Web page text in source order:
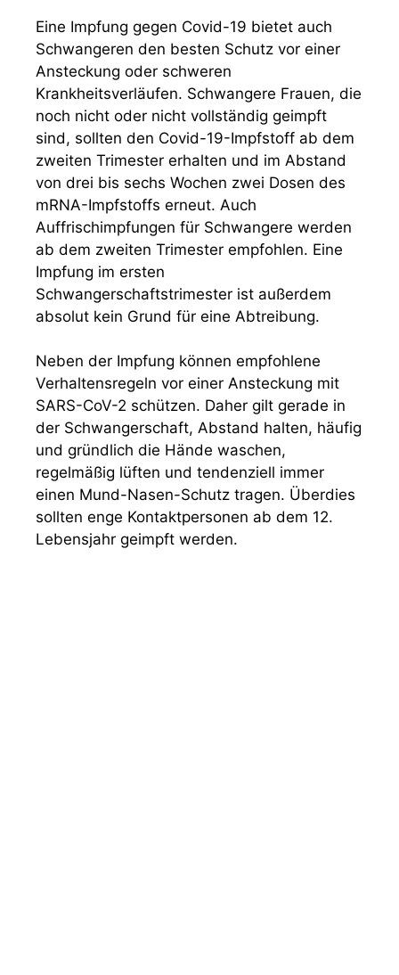
Eine Impfung gegen Covid-19 bietet auch
Schwangeren den besten Schutz vor einer
Ansteckung oder schweren
Krankheitsverläufen. Schwangere Frauen, die
noch nicht oder nicht vollständig geimpft
sind, sollten den Covid-19-Impfstoff ab dem
zweiten Trimester erhalten und im Abstand
von drei bis sechs Wochen zwei Dosen des
mRNA-Impfstoffs erneut. Auch
Auffrischimpfungen für Schwangere werden
ab dem zweiten Trimester empfohlen. Eine
Impfung im ersten
Schwangerschaftstrimester ist außerdem
absolut kein Grund für eine Abtreibung.
Neben der Impfung können empfohlene
Verhaltensregeln vor einer Ansteckung mit
SARS-CoV-2 schützen. Daher gilt gerade in
der Schwangerschaft, Abstand halten, häufig
und gründlich die Hände waschen,
regelmäßig lüften und tendenziell immer
einen Mund-Nasen-Schutz tragen. Überdies
sollten enge Kontaktpersonen ab dem 12.
Lebensjahr geimpft werden.